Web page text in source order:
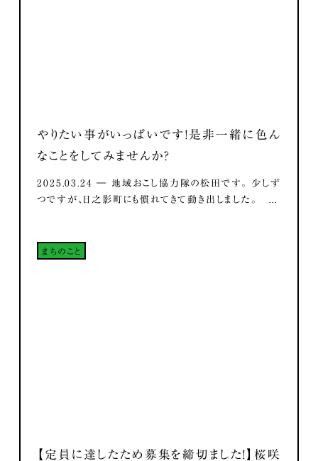
やりたい事がいっぱいです！是非一緒に色ん
なことをしてみませんか？
2025.03.24 ― 地域おこし協力隊の松田です。 少しず
つですが、日之影町にも慣れてきて動き出しました。 ...
まちのこと
【定員に達したため募集を締切ました！】桜咲